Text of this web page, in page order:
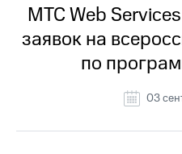
История
компании
Руководство
информация
Пресс-
релизы
МТС
о технологиях
МТС Web
заявок на
по
03